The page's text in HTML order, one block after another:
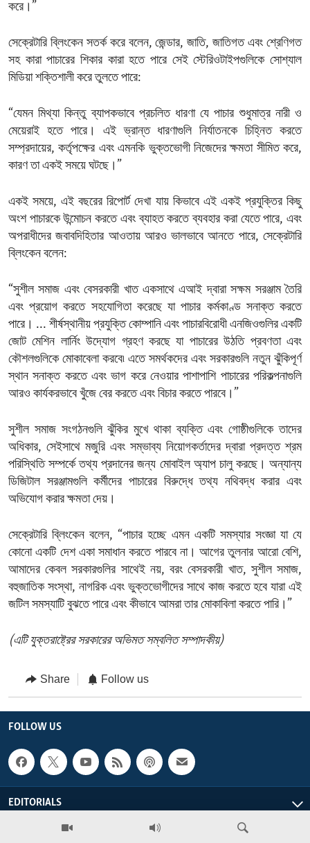
করে।”
সেক্রেটারি ব্লিংকেন সতর্ক করে বলেন, জেন্ডার, জাতি, জাতিগত এবং শ্রেণিগত
সহ কারা পাচারের শিকার কারা হতে পারে সেই স্টেরিওটাইপগুলিকে সোশ্যাল
মিডিয়া শক্তিশালী করে তুলতে পারে:
“যেমন মিথ্যা কিন্তু ব্যাপকভাবে প্রচলিত ধারণা যে পাচার শুধুমাত্র নারী ও
মেয়েরাই হতে পারে। এই ভ্রান্ত ধারণাগুলি নির্যাতনকে চিহ্নিত করতে
সম্প্রদায়ের, কর্তৃপক্ষের এবং এমনকি ভুক্তভোগী নিজেদের ক্ষমতা সীমিত করে,
কারণ তা একই সময়ে ঘটছে।”
একই সময়ে, এই বছরের রিপোর্ট দেখা যায় কিভাবে এই একই প্রযুক্তির কিছু
অংশ পাচারকে উন্মোচন করতে এবং ব্যাহত করতে ব্যবহার করা যেতে পারে, এবং
অপরাধীদের জবাবদিহিতার আওতায় আরও ভালভাবে আনতে পারে, সেক্রেটারি
ব্লিংকেন বলেন:
“সুশীল সমাজ এবং বেসরকারী খাত একসাথে এআই দ্বারা সক্ষম সরঞ্জাম তৈরি
এবং প্রয়োগ করতে সহযোগিতা করেছে যা পাচার কর্মকাণ্ড সনাক্ত করতে
পারে। ... শীর্ষস্থানীয় প্রযুক্তি কোম্পানি এবং পাচারবিরোধী এনজিওগুলির একটি
জোট মেশিন লার্নিং উদ্যোগ গ্রহণ করছে যা পাচারের উঠতি প্রবণতা এবং
কৌশলগুলিকে মোকাবেলা করবে৷ এতে সমর্থকদের এবং সরকারগুলি নতুন ঝুঁকিপূর্ণ
স্থান সনাক্ত করতে এবং ভাগ করে নেওয়ার পাশাপাশি পাচারের পরিকল্পনাগুলি
আরও কার্যকরভাবে খুঁজে বের করতে এবং বিচার করতে পারবে।”
সুশীল সমাজ সংগঠনগুলি ঝুঁকির মুখে থাকা ব্যক্তি এবং গোষ্ঠীগুলিকে তাদের
অধিকার, সেইসাথে মজুরি এবং সম্ভাব্য নিয়োগকর্তাদের দ্বারা প্রদত্ত শ্রম
পরিস্থিতি সম্পর্কে তথ্য প্রদানের জন্য মোবাইল অ্যাপ চালু করছে। অন্যান্য
ডিজিটাল সরঞ্জামগুলি কর্মীদের পাচারের বিরুদ্ধে তথ্য নথিবদ্ধ করার এবং
অভিযোগ করার ক্ষমতা দেয়।
সেক্রেটারি ব্লিংকেন বলেন, “পাচার হচ্ছে এমন একটি সমস্যার সংজ্ঞা যা যে
কোনো একটি দেশ একা সমাধান করতে পারবে না। আগের তুলনার আরো বেশি,
আমাদের কেবল সরকারগুলির সাথেই নয়, বরং বেসরকারী খাত, সুশীল সমাজ,
বহুজাতিক সংস্থা, নাগরিক এবং ভুক্তভোগীদের সাথে কাজ করতে হবে যারা এই
জটিল সমস্যাটি বুঝতে পারে এবং কীভাবে আমরা তার মোকাবিলা করতে পারি।”
(এটি যুক্তরাষ্ট্রের সরকারের অভিমত সম্বলিত সম্পাদকীয়)
Share Follow us
FOLLOW US
EDITORIALS